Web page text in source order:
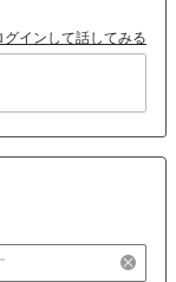
グインして話してみる